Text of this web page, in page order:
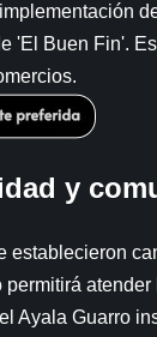
'El Buen Fin'.
y
establecieron
Ayala Guarro